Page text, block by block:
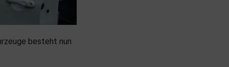
besteht nun